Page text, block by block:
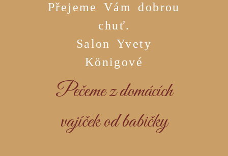
Přejeme Vám dobrou
chuť.
Salon Yvety
Königové
Pečeme z domácích
vajíček od babičky